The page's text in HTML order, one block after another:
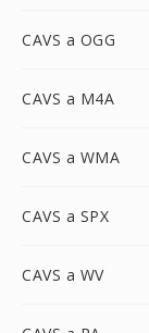
CAVS a OGG
CAVS a M4A
CAVS a WMA
CAVS a SPX
CAVS a WV